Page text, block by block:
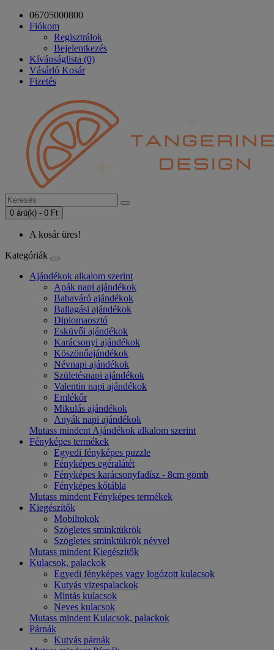
06705000800
Fiókom
Regisztrálok
Bejelentkezés
Kívánságlista (0)
Vásárló Kosár
Fizetés
0 árú(k) - 0 Ft
A kosár üres!
Kategóriák
Ajándékok alkalom szerint
Apák napi ajándékok
Babaváró ajándékok
Ballagási ajándékok
Diplomaosztó
Esküvői ajándékok
Karácsonyi ajándékok
Köszönőajándékok
Névnapi ajándékok
Születésnapi ajándékok
Valentin napi ajándékok
Emlékőr
Mikulás ajándékok
Anyák napi ajándékok
Mutass mindent Ajándékok alkalom szerint
Fényképes termékek
Egyedi fényképes puzzle
Fényképes egéralátét
Fényképes karácsonyfadísz - 8cm gömb
Fényképes kőtábla
Mutass mindent Fényképes termékek
Kiegészítők
Mobiltokok
Szögletes sminktükrök
Szögletes sminktükrök névvel
Mutass mindent Kiegészítők
Kulacsok, palackok
Egyedi fényképes vagy logózott kulacsok
Kutyás vizespalackok
Mintás kulacsok
Neves kulacsok
Mutass mindent Kulacsok, palackok
Párnák
Kutyás párnák